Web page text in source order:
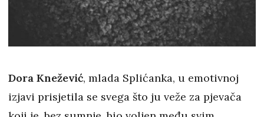
Dora Knežević, mlada Splićanka, u emotivnoj
izjavi prisjetila se svega što ju veže za pjevača